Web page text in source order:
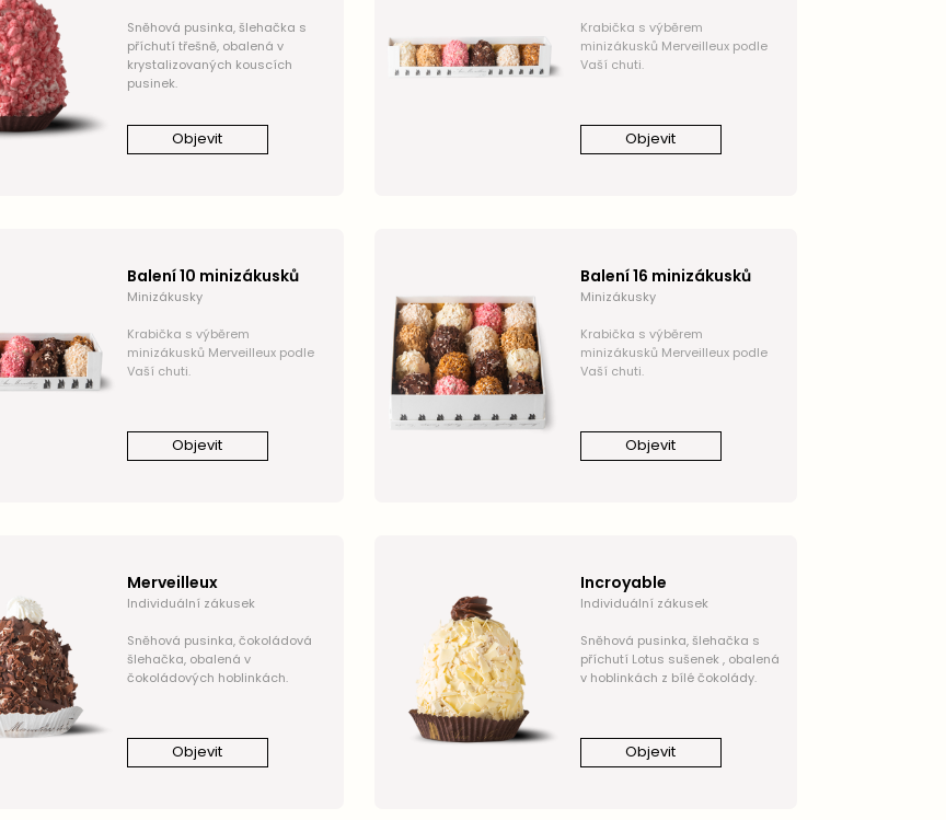
Sněhová pusinka, šlehačka s
příchutí třešně, obalená v
krystalizovaných kouscích
pusinek.
Objevit
Krabička s výběrem
minizákusků Merveilleux podle
Vaší chuti.
Objevit
Balení 10 minizákusků
Minizákusky
Krabička s výběrem
minizákusků Merveilleux podle
Vaší chuti.
Objevit
Balení 16 minizákusků
Minizákusky
Krabička s výběrem
minizákusků Merveilleux podle
Vaší chuti.
Objevit
Merveilleux
Individuální zákusek
Sněhová pusinka, čokoládová
šlehačka, obalená v
čokoládových hoblinkách.
Objevit
Incroyable
Individuální zákusek
Sněhová pusinka, šlehačka s
příchutí Lotus sušenek , obalená
v hoblinkách z bílé čokolády.
Objevit